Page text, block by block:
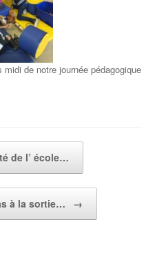
de notre journée pédagogique
de l’ école…
à la sortie… →